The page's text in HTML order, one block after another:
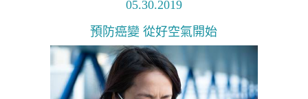
05.30.2019
預防癌變 從好空氣開始